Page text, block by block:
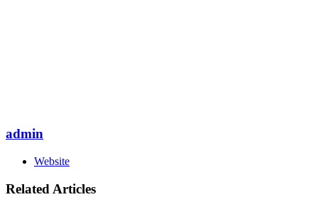
admin
Website
Related Articles